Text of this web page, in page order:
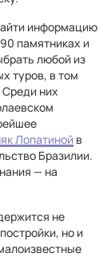
информацию
памятниках и
любой из
туров, в том
них
Лопатиной в
Бразилии.
— на
не
но и